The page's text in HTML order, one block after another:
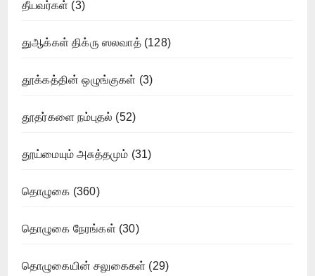
தீயவர்கள் (3)
துஆக்கள் திக்ரு ஸலவாத்(128)
தூக்கத்தின் ஒழுங்குகள் (3)
தூதர்களை நம்புதல் (52)
தூய்மையும் அசுத்தமும் (31)
தொழுகை (360)
தொழுகை நேரங்கள் (30)
தொழுகையின் சலுகைகள் (29)